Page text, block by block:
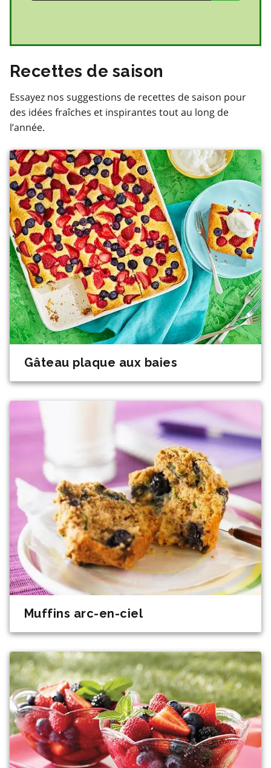
Recettes de saison
Essayez nos suggestions de recettes de saison pour
des idées fraîches et inspirantes tout au long de
l’année.
Gâteau plaque aux baies
Muffins arc-en-ciel